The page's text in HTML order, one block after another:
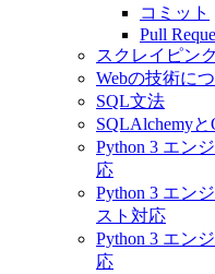
コミット
Pull
スクレイピン
Webの技術に
SQL文法
SQLAlchemy
Python 3 エン
応
Python 3 エン
スト対応
Python 3 エン
応